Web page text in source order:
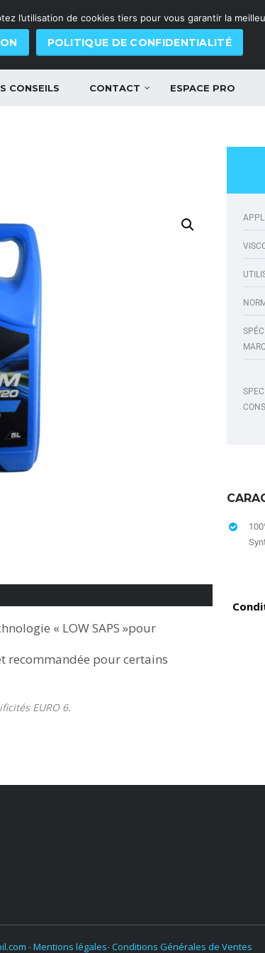
CONSEILS CONTACT ESPACE PRO
« LOW SAPS »pour
recommandée pour certains
EURO 6.
-Mentions légales-Conditions Générales de Ventes
l’utilisation de cookies tiers pour vous garantir la
POLITIQUE DE CONFIDENTIALITÉ